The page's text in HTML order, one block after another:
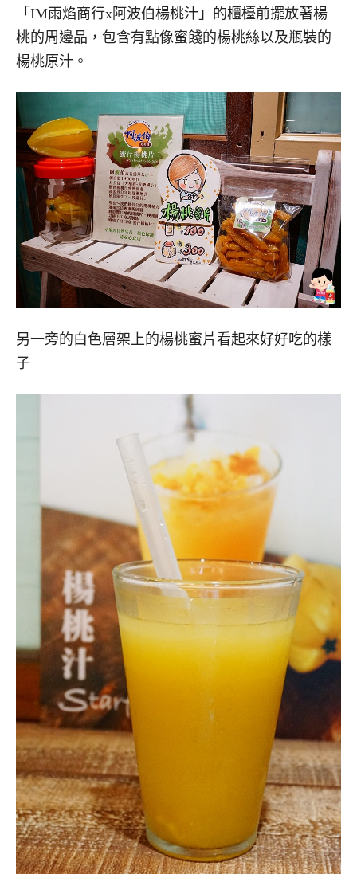
「IM雨焰商行x阿波伯楊桃汁」的櫃檯前擺放著楊
桃的周邊品，包含有點像蜜餞的楊桃絲以及瓶裝的
楊桃原汁。
另一旁的白色層架上的楊桃蜜片看起來好好吃的樣
子